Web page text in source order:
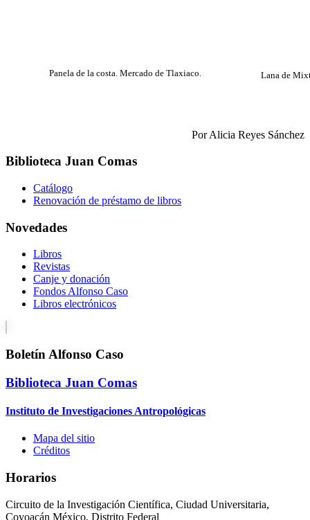
Panela de la costa. Mercado de Tlaxiaco. Lana de
Por Alicia Reyes Sánchez
Biblioteca Juan Comas
Catálogo
Renovación de préstamo de libros
Novedades
Libros
Revistas
Canje y donación
Fondos Alfonso Caso
Libros electrónicos
Boletín Alfonso Caso
Biblioteca Juan Comas
Instituto de Investigaciones Antropológicas
Mapa del sitio
Créditos
Horarios
Circuito de la Investigación Científica, Ciudad Universitaria,
Coyoacán México, Distrito Federal